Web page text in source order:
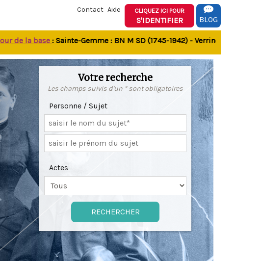
Contact Aide CLIQUEZ ICI POUR
S'IDENTIFIER BLOG
la base: Sainte-Gemme : BN M SD (1745-1942) - Verrines-sous-Celles
Votre recherche
Les champs suivis d'un * sont obligatoires
Personne / Sujet
Actes